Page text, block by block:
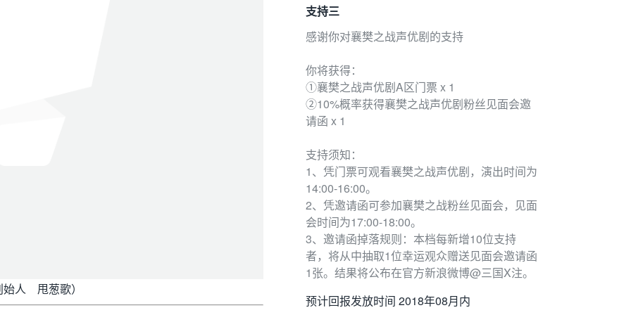
支持三
感谢你对襄樊之战声优剧的支持
你将获得：
①襄樊之战声优剧A区门票 x 1
②10%概率获得襄樊之战声优剧粉丝见面会邀
请函 x 1
支持须知：
1、凭门票可观看襄樊之战声优剧，演出时间为
14:00-16:00。
2、凭邀请函可参加襄樊之战粉丝见面会，见面
会时间为17:00-18:00。
3、邀请函掉落规则：本档每新增10位支持
者，将从中抽取1位幸运观众赠送见面会邀请函
1张。结果将公布在官方新浪微博@三国X注。
预计回报发放时间 2018年08月内
始人 甩葱歌）